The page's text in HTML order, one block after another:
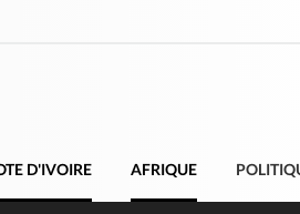
D'IVOIRE AFRIQUE